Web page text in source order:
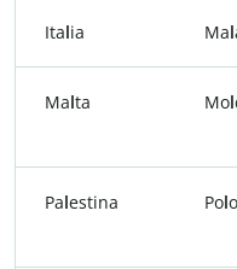
Italia Mal
Malta Mol
Palestina Pol